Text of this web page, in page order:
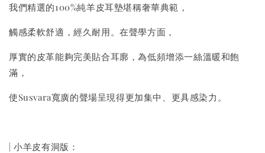
我們精選的100%純羊皮耳墊堪稱奢華典範，
觸感柔軟舒適，經久耐用。在聲學方面，
厚實的皮革能夠完美貼合耳廓，為低頻增添一絲溫暖和飽
滿，
使Susvara寬廣的聲場呈現得更加集中、更具感染力。
| 小羊皮有洞版：